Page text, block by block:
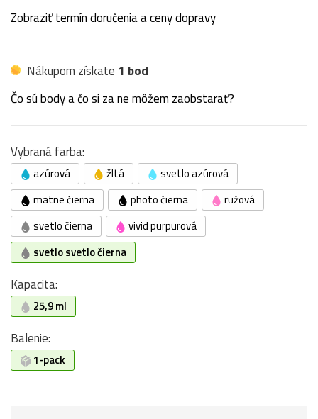
Zobraziť termín doručenia a ceny dopravy
Nákupom získate 1 bod
Čo sú body a čo si za ne môžem zaobstarať?
Vybraná farba:
azúrová žltá
svetlo azúrová
matne čierna
photo čierna
ružová
svetlo čierna
vivid purpurová
svetlo svetlo čierna
Kapacita:
25,9 ml
Balenie:
1-pack